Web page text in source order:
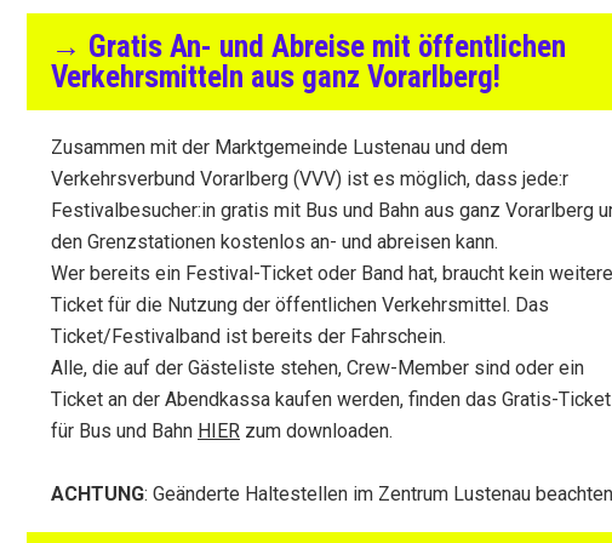
→ Gratis An- und Abreise mit öffentlichen
Verkehrsmitteln aus ganz Vorarlberg!
Zusammen mit der Marktgemeinde Lustenau und dem
Verkehrsverbund Vorarlberg (VVV) ist es möglich, dass jede:r
Festivalbesucher:in gratis mit Bus und Bahn aus ganz Vorarlberg
den Grenzstationen kostenlos an- und abreisen kann.
Wer bereits ein Festival-Ticket oder Band hat, braucht kein
Ticket für die Nutzung der öffentlichen Verkehrsmittel. Das
Ticket/Festivalband ist bereits der Fahrschein.
Alle, die auf der Gästeliste stehen, Crew-Member sind oder ein
Ticket an der Abendkassa kaufen werden, finden das Gratis-Ticket
für Bus und Bahn HIER zum downloaden.
ACHTUNG: Geänderte Haltestellen im Zentrum Lustenau